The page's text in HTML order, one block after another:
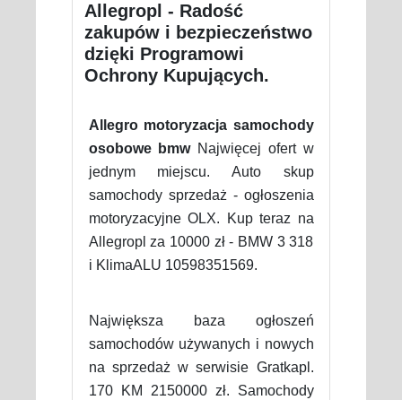
Allegropl - Radość
zakupów i bezpieczeństwo
dzięki Programowi
Ochrony Kupujących.
Allegro motoryzacja samochody
osobowe bmwNajwięcej ofert w
jednym miejscu. Auto skup
samochody sprzedaż - ogłoszenia
motoryzacyjne OLX. Kup teraz na
Allegropl za 10000 zł - BMW 3 318
i KlimaALU 10598351569.
Największa baza ogłoszeń
samochodów używanych i nowych
na sprzedaż w serwisie Gratkapl.
170 KM 2150000 zł. Samochody